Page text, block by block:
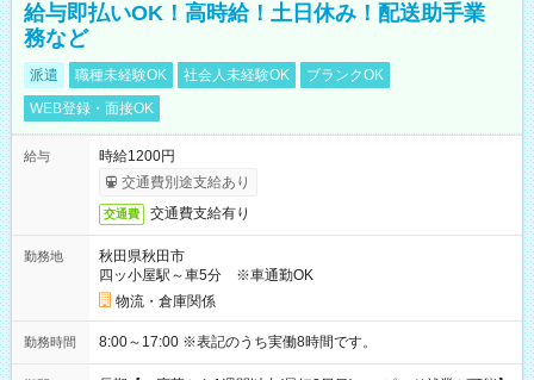
給与即払いOK！高時給！土日休み！配送助手業
務など
派遣 職種未経験OK 社会人未経験OK
ブランクOK
WEB登録・面接OK
給与
時給1200円
交通費別途支給あり
交通費 交通費支給有り
勤務地
秋田県秋田市
四ッ小屋駅～車5分 ※車通勤OK
物流・倉庫関係
勤務時間 8:00～17:00 ※表記のうち実働8時間です。